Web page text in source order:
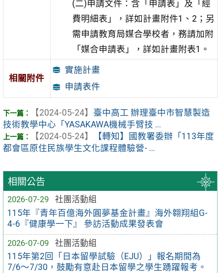
相關公告
2026-07-29
社團活動組
115年『青年百億海外圓夢基金計畫』海外翱翔組G-
4-6『健康學一下』 參訪活動成果發表會
2026-07-09
社團活動組
115年第2回「日本留學試驗（EJU）」報名期間為
7/6～7/30，鼓勵有意赴日本留學之學生踴躍報考。
(二)申請文件：含「申請表」及「經
費明細表」，詳如計畫 附件1、2；另
需申請教育局媒合學校者，務請加附
「媒合申請表」，詳如計畫附表1。
相關附件
實施計畫
申請表件
【2024-05-24】 臺中高工 辦理臺中市智慧製造
技術教學中心「YASAKAWA機械手臂技 ...
【2024-05-24】
【轉知】國教署委辦「113年度
都會區原住民族學生文化課程體驗營- ...